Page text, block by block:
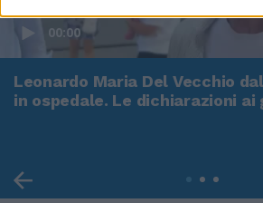
00:00
Leonardo Maria Del Vecchio
in ospedale. Le dichiarazioni